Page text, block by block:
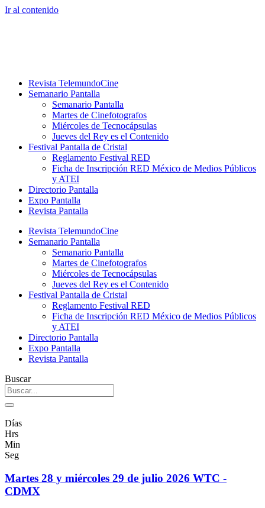
Ir al contenido
Revista TelemundoCine
Semanario Pantalla
Semanario Pantalla
Martes de Cinefotografos
Miércoles de Tecnocápsulas
Jueves del Rey es el Contenido
Festival Pantalla de Cristal
Reglamento Festival RED
Ficha de Inscripción RED México de Medios Públicos
y ATEI
Directorio Pantalla
Expo Pantalla
Revista Pantalla
Revista TelemundoCine
Semanario Pantalla
Semanario Pantalla
Martes de Cinefotografos
Miércoles de Tecnocápsulas
Jueves del Rey es el Contenido
Festival Pantalla de Cristal
Reglamento Festival RED
Ficha de Inscripción RED México de Medios Públicos
y ATEI
Directorio Pantalla
Expo Pantalla
Revista Pantalla
Buscar
Días
Hrs
Min
Seg
Martes 28 y miércoles 29 de julio 2026 WTC -
CDMX